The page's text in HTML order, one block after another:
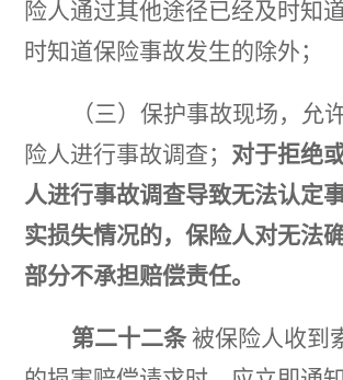
险人通过其他途径已经及时知
时知道保险事故发生的除外；
（三）保护事故现场，允
险人进行事故调查； 对于拒绝
人进行事故调查导致无法认定
实损失情况的，保险人对无法
部分不承担赔偿责任。
第二十二条 被保险人收到